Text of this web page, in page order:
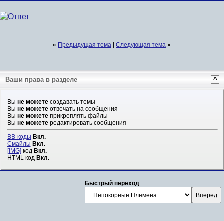
« Предыдущая тема Следующая тема »
Ваши права в разделе ^
Вы не можетесоздавать темы
Вы не можетеотвечать на сообщения
Вы не можетеприкреплять файлы
Вы не можетередактировать сообщения
BB-коды Вкл.
Смайлы Вкл.
[IMG]код Вкл.
HTML код Вкл.
Быстрый переход